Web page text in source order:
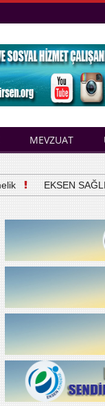
MEVZUAT
EKSEN SAĞLIK